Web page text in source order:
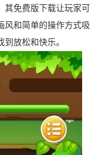
免费版下载让玩家可
风和简单的操作方式吸
放松和快乐。